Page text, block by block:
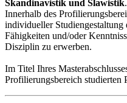
Skandinavistik und Slawistik.
Innerhalb des
individueller
Fähigkeiten und/oder
Disziplin zu erwerben.
Im Titel Ihres
Profilierungsbereich studierten